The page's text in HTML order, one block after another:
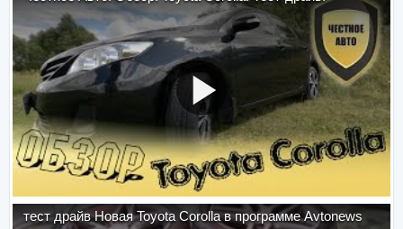
тест драйв Новая Toyota Corolla в программе Avtonews